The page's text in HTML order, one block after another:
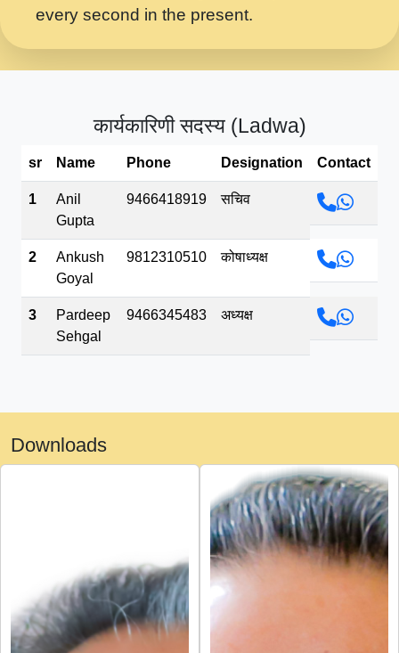
सख भ मझ पयर ह दख भ मझ पयर ह!छड म कस दत
सपरहट भजन 2021 - तर अखय ह जद भर बहर ज म
सपरहट शयम भजन - जय जय शयम जय जय शयम
भव.mp3
every second in the present.
कार्यकारिणी सदस्य (Ladwa)
sr Name Phone Designation Contact
1
Anil
Gupta
9466418919 सचिव
2
Ankush
Goyal
9812310510 कोषाध्यक्ष
3
Pardeep
Sehgal
9466345483 अध्यक्ष
Downloads